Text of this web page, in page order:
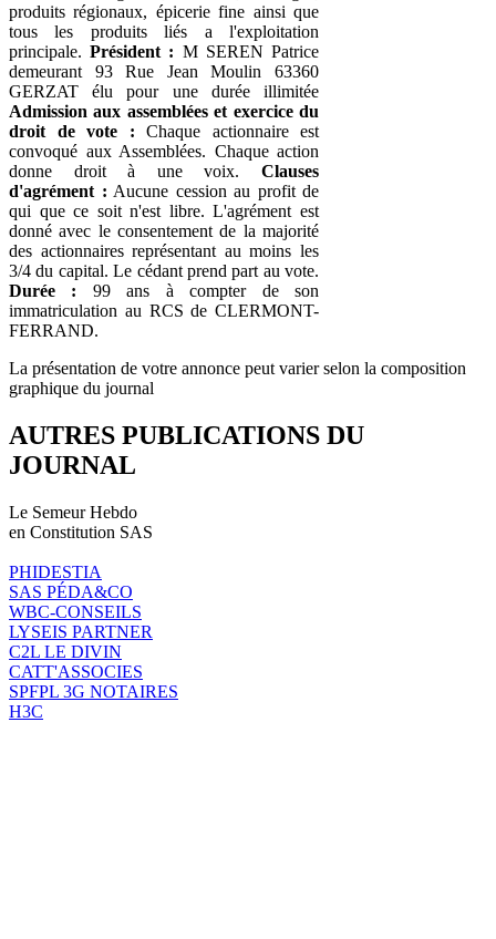
produits régionaux, épicerie fine ainsi que
tous les produits liés a l'exploitation
principale.Président : M SEREN Patrice
demeurant 93 Rue Jean Moulin 63360
GERZAT élu pour une durée illimitée
Admission aux assemblées et exercice du
droit de vote : Chaque actionnaire est
convoqué aux Assemblées. Chaque action
donne droit à une voix. Clauses
d'agrément : Aucune cession au profit de
qui que ce soit n'est libre. L'agrément est
donné avec le consentement de la majorité
des actionnaires représentant au moins les
3/4 du capital. Le cédant prend part au vote.
Durée : 99 ans à compter de son
immatriculation au RCS de CLERMONT-
FERRAND.
La présentation de votre annonce peut varier selon la composition
graphique du journal
AUTRES PUBLICATIONS DU
JOURNAL
Le Semeur Hebdo
en Constitution SAS
PHIDESTIA
SAS PÉDA&CO
WBC-CONSEILS
LYSEIS PARTNER
C2L LE DIVIN
CATT'ASSOCIES
SPFPL 3G NOTAIRES
H3C